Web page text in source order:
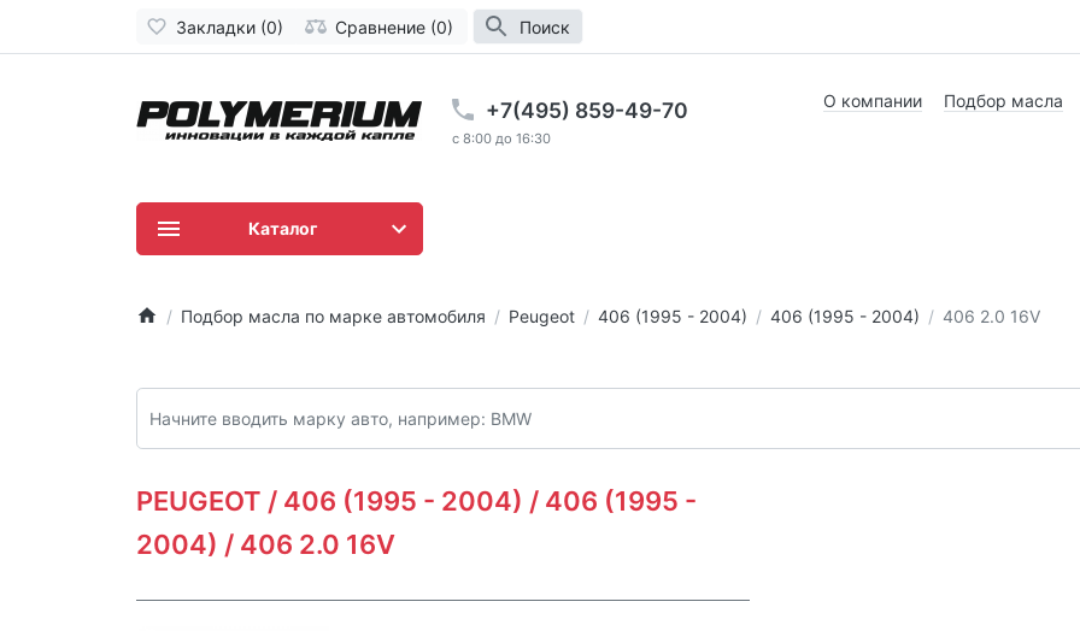
Закладки (0) Сравнение (0) Поиск
+7(495) 859-49-70
c 8:00 до 16:30
О компании Подбор масла
Каталог
Подбор масла по марке автомобиля Peugeot 406 (1995 - 2004) 406 (1995 - 2004) 406 2.0 16V
PEUGEOT / 406 (1995 - 2004) / 406 (1995 -
2004) / 406 2.0 16V